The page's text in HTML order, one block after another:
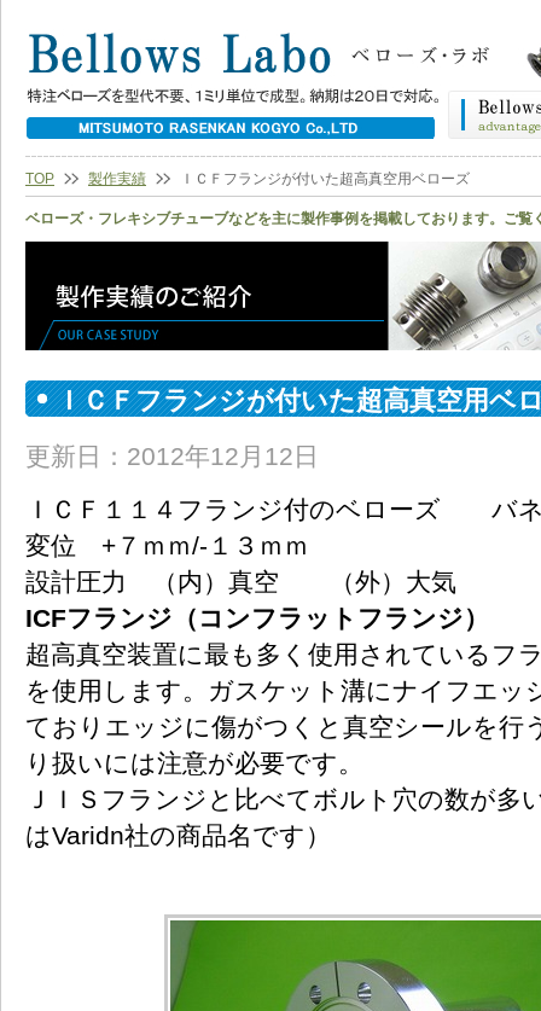
TOP 製作実績 ＩＣＦフランジが付いた超高真空用ベローズ
ベローズ・フレキシブチューブなどを主に製作事例を掲載しております。ご覧
ＩＣＦフランジが付いた超高真空用ベ
更新日：2012年12月12日
ＩＣＦ１１４フランジ付のベローズ バ
変位 +７ｍｍ/-１３ｍｍ
設計圧力 （内）真空 （外）大気
ICFフランジ（コンフラットフランジ）
超高真空装置に最も多く使用されているフ
を使用します。 ガスケット溝にナイフエッ
ておりエッジに傷がつくと真空シールを行
り扱いには注意が必要です。
ＪＩＳフランジと比べてボルト穴の数が多
はVaridn社の商品名です）